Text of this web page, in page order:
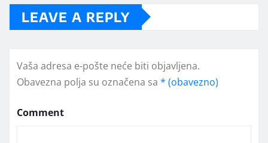
LEAVE A REPLY
Vaša adresa e-pošte neće biti objavljena.
Obavezna polja su označena sa * (obavezno)
Comment